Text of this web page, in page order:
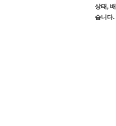
상태,
습니다.